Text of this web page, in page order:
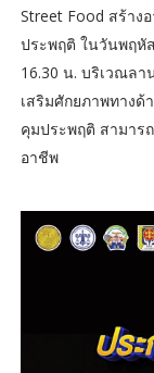
Street Food สร้าง
ประพฤติ ในวันพฤหั
16.30 น. บริเวณลา
เสริมศักยภาพทาง
คุมประพฤติ สามาร
อาชีพ